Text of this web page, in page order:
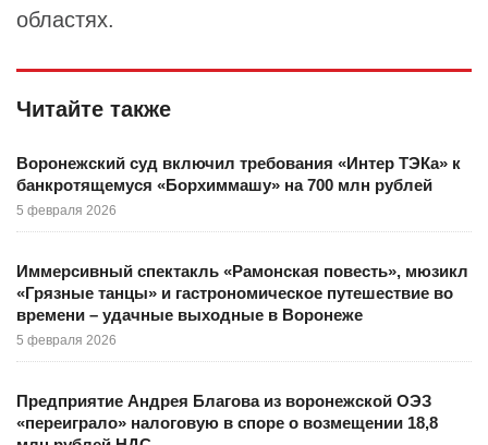
областях.
Читайте также
Воронежский суд включил требования «Интер ТЭКа» к
банкротящемуся «Борхиммашу» на 700 млн рублей
5 февраля 2026
Иммерсивный спектакль «Рамонская повесть», мюзикл
«Грязные танцы» и гастрономическое путешествие во
времени – удачные выходные в Воронеже
5 февраля 2026
Предприятие Андрея Благова из воронежской ОЭЗ
«переиграло» налоговую в споре о возмещении 18,8